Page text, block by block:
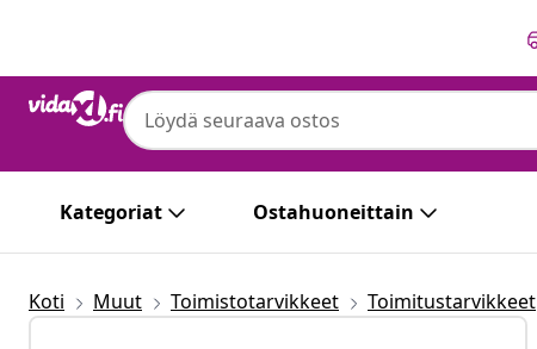
Kategoriat Ostahuoneittain
Koti Muut Toimistotarvikkeet Toimitustarvikkeet